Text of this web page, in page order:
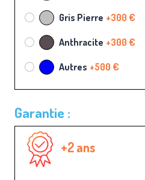
Gris Pierre +300 €
Anthracite +300 €
Autres +500 €
Garantie :
+2 ans